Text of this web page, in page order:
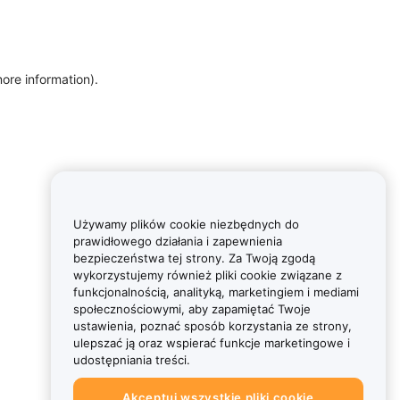
information).
Używamy plików cookie niezbędnych do
prawidłowego działania i zapewnienia
bezpieczeństwa tej strony. Za Twoją zgodą
wykorzystujemy również pliki cookie związane z
funkcjonalnością, analityką, marketingiem i mediami
społecznościowymi, aby zapamiętać Twoje
ustawienia, poznać sposób korzystania ze strony,
ulepszać ją oraz wspierać funkcje marketingowe i
udostępniania treści.